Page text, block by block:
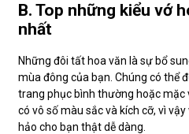
B. Top những kiểu vớ
nhất
Những đôi tất hoa văn là sự bổ
mùa đông của bạn. Chúng có thể
trang phục bình thường hoặc mặc
có vô số màu sắc và kích cỡ, vì
hảo cho bạn thật dễ dàng.